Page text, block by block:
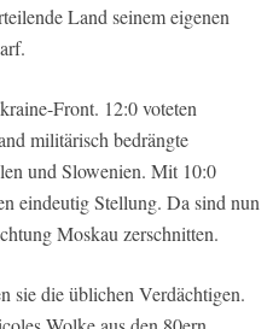
Land seinem eigenen
Front. 12:0 voteten
militärisch bedrängte
und Slowenien. Mit 10:0
eindeutig Stellung. Da sind nun
Moskau zerschnitten.
sie die üblichen Verdächtigen.